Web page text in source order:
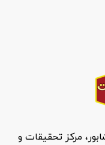
مرکز تحقیقات و